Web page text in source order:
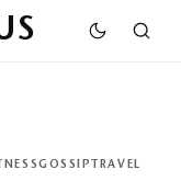
GOSSIP
TRAVEL